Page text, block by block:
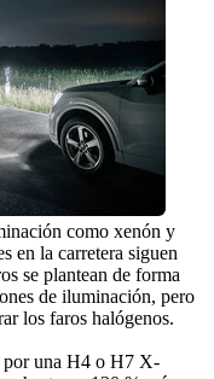
como xenón y
en la carretera siguen
se plantean de forma
de iluminación, pero
los faros halógenos.
por una H4 o H7 X-